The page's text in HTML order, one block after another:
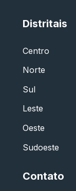
Distritais
Centro
Norte
Sul
Leste
Oeste
Sudoeste
Contato